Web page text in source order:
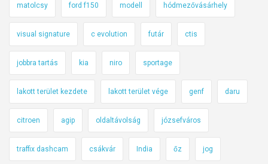
matolcsy ford f150 modell hódmezővásárhely
visual signature c evolution futár ctis
jobbra tartás kia niro sportage
lakott terület kezdete lakott terület vége genf daru
citroen agip oldaltávolság józsefváros
traffix dashcam csákvár India őz jog